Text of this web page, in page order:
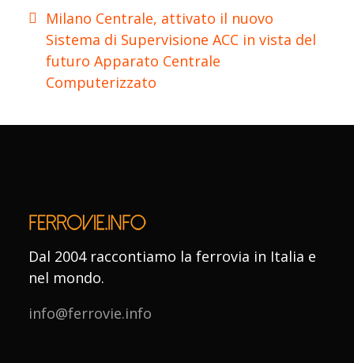
Milano Centrale, attivato il nuovo
Sistema di Supervisione ACC in vista del
futuro Apparato Centrale
Computerizzato
Dal 2004 raccontiamo la ferrovia in Italia e
nel mondo.
info@ferrovie.info